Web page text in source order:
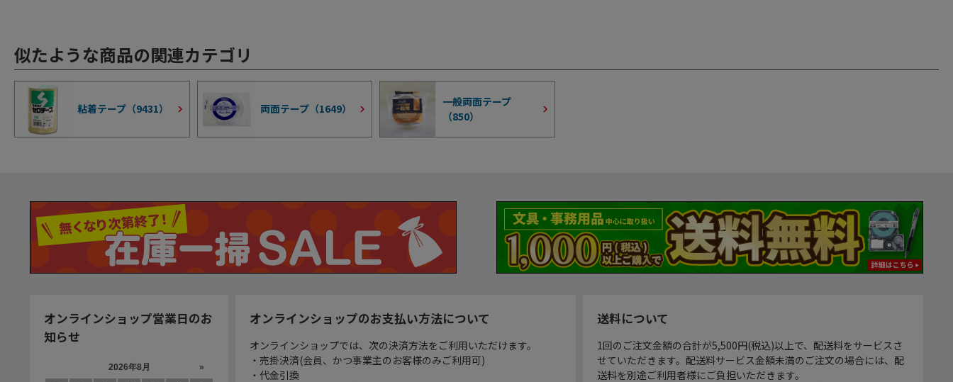
似たような商品の関連カテゴリ
粘着テープ（9431） 両面テープ（1649）
一般両面テープ
（850）
オンラインショップ営業日のお
知らせ
オンラインショップのお支払い方法について
オンラインショップでは、次の決済方法をご利用いただけます。
・売掛決済(会員、かつ事業主のお客様のみご利用可)
・代金引換
送料について
1回のご注文金額の合計が5,500円(税込)以上で、配送料をサービスさ
せていただきます。配送料サービス金額未満のご注文の場合には、配
送料を別途ご利用者様にご負担いただきます。